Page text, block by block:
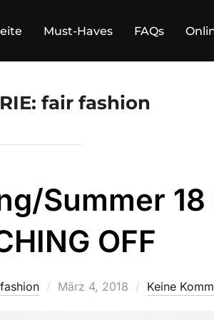
Must-Haves FAQs
fair fashion
Summer
OFF
Veröffentlicht
März 4, 2018 Keine